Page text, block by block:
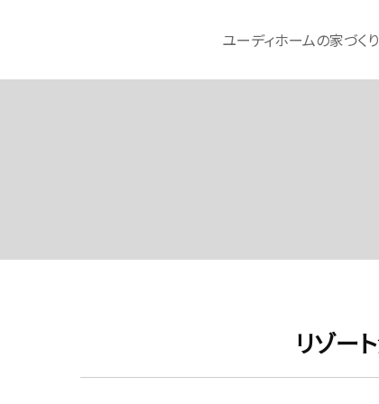
ユーディホームの家づくり
リゾー